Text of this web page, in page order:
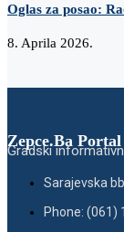
Oglas za posao:
8. Aprila 2026.
Zepce.Ba Portal
Gradski
Sarajevska
Phone: (061)